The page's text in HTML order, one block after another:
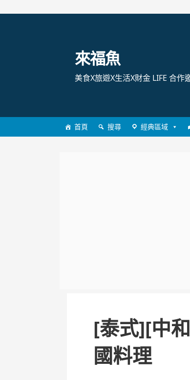
來福魚
美食X旅遊X生活X財金 LIFE 合
首頁 搜尋 經典區域
[泰式][中
國料理